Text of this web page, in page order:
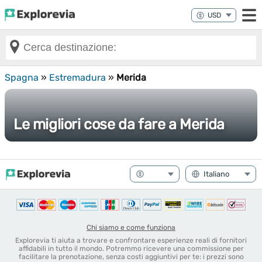
Spagna » Estremadura » Merida
Le migliori cose da fare a Merida
Chi siamo e come funziona
Explorevia ti aiuta a trovare e confrontare esperienze reali di fornitori
affidabili in tutto il mondo. Potremmo ricevere una commissione per
facilitare la prenotazione, senza costi aggiuntivi per te: i prezzi sono